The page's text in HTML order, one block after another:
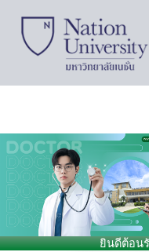
content
ยินดีต้อน